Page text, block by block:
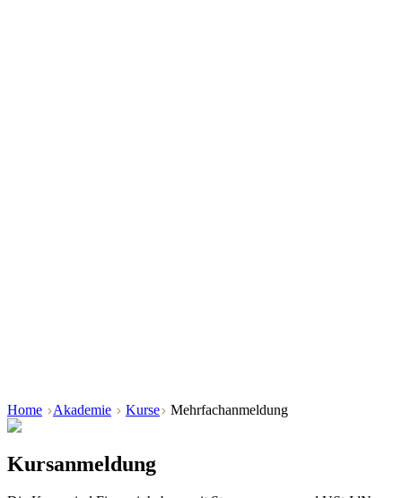
Home Akademie Kurse Mehrfachanmeldung
Kursanmeldung